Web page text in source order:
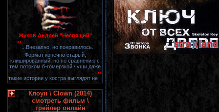
Жуков Андрей "Неспящий"
" ...Внезапно, но понравилось.
Формат конечно старый,
клишированный, но по сравнению с
тем потоком б-гомерзкой чуши даже
такие истории у костра выглядят не"
Клоун \ Clown (2014)
смотреть фильм \
трейлер онлайн